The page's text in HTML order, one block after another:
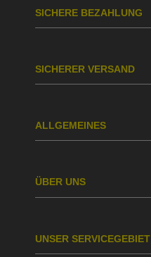
SICHERE BEZAHLUNG
SICHERER VERSAND
ALLGEMEINES
ÜBER UNS
UNSER SERVICEGEBIET